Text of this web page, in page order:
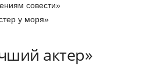
совести»
у моря»
актер»